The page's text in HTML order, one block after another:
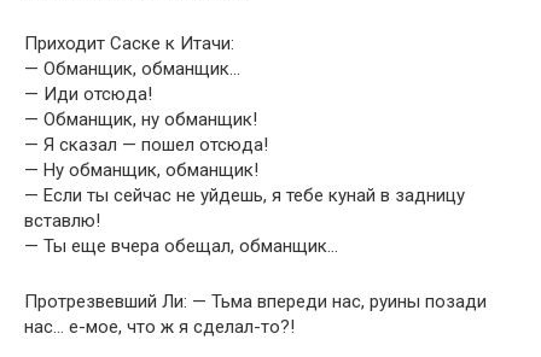
Приходит Саске к Итачи:
— Обманщик, обманщик…
— Иди отсюда!
— Обманщик, ну обманщик!
— Я сказал — пошел отсюда!
— Ну обманщик, обманщик!
— Если ты сейчас не уйдешь, я тебе кунай в задницу
вставлю!
— Ты еще вчера обещал, обманщик…
Протрезвевший Ли: — Тьма впереди нас, руины позади
нас… е-мое, что ж я сделал-то?!